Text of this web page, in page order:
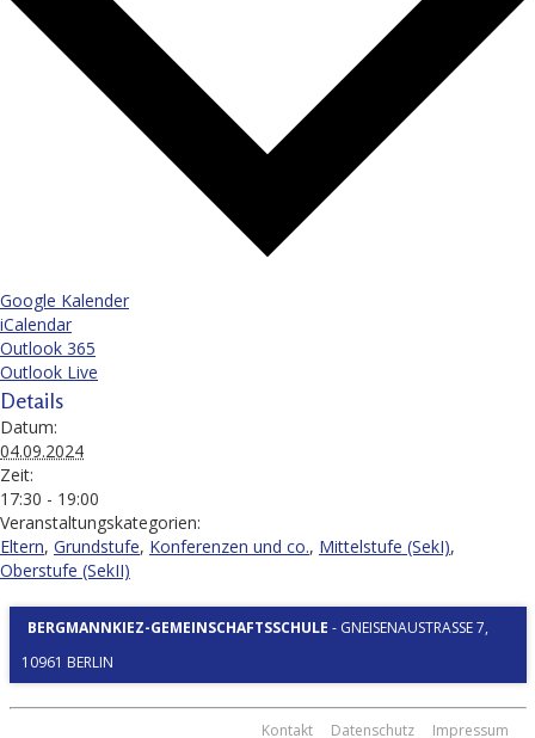
Google Kalender
iCalendar
Outlook 365
Outlook Live
Details
Datum:
04.09.2024
Zeit:
17:30 - 19:00
Veranstaltungskategorien:
Eltern, Grundstufe, Konferenzen und co., Mittelstufe (SekI),
Oberstufe (SekII)
BERGMANNKIEZ-GEMEINSCHAFTSSCHULE - GNEISENAUSTRASSE 7, 1
0961 BERLIN
Kontakt Datenschutz Impressum